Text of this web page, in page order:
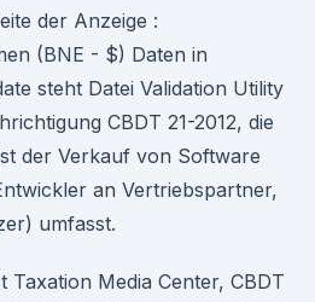
der Anzeige :
(BNE - $) Daten in
steht Datei Validation Utility
CBDT 21-2012, die
der Verkauf von Software
an Vertriebspartner,
umfasst.
Media Center, CBDT